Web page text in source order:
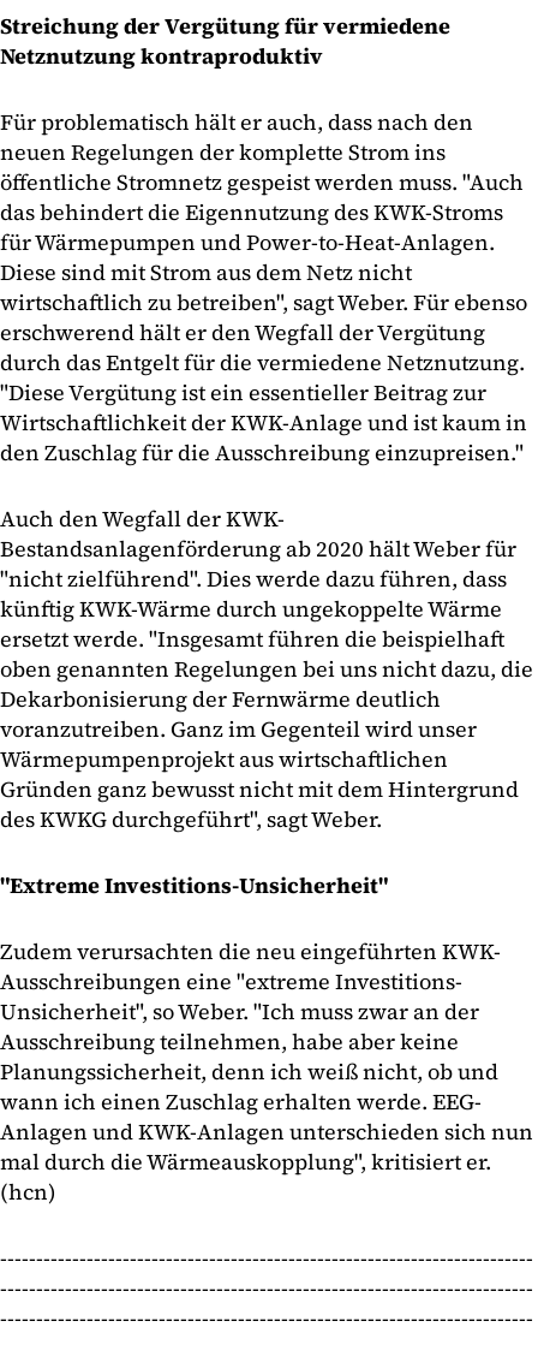
Streichung der Vergütung für vermiedene
Netznutzung kontraproduktiv
Für problematisch hält er auch, dass nach den
neuen Regelungen der komplette Strom ins
öffentliche Stromnetz gespeist werden muss. "Auch
das behindert die Eigennutzung des KWK-Stroms
für Wärmepumpen und Power-to-Heat-Anlagen.
Diese sind mit Strom aus dem Netz nicht
wirtschaftlich zu betreiben", sagt Weber. Für ebenso
erschwerend hält er den Wegfall der Vergütung
durch das Entgelt für die vermiedene Netznutzung.
"Diese Vergütung ist ein essentieller Beitrag zur
Wirtschaftlichkeit der KWK-Anlage und ist kaum in
den Zuschlag für die Ausschreibung einzupreisen."
Auch den Wegfall der KWK-
Bestandsanlagenförderung ab 2020 hält Weber für
"nicht zielführend". Dies werde dazu führen, dass
künftig KWK-Wärme durch ungekoppelte Wärme
ersetzt werde. "Insgesamt führen die beispielhaft
oben genannten Regelungen bei uns nicht dazu, die
Dekarbonisierung der Fernwärme deutlich
voranzutreiben. Ganz im Gegenteil wird unser
Wärmepumpenprojekt aus wirtschaftlichen
Gründen ganz bewusst nicht mit dem Hintergrund
des KWKG durchgeführt", sagt Weber.
"Extreme Investitions-Unsicherheit"
Zudem verursachten die neu eingeführten KWK-
Ausschreibungen eine "extreme Investitions-
Unsicherheit", so Weber. "Ich muss zwar an der
Ausschreibung teilnehmen, habe aber keine
Planungssicherheit, denn ich weiß nicht, ob und
wann ich einen Zuschlag erhalten werde. EEG-
Anlagen und KWK-Anlagen unterschieden sich nun
mal durch die Wärmeauskopplung", kritisiert er.
(hcn)
--------------------------------------------------------------------------
--------------------------------------------------------------------------
--------------------------------------------------------------------------